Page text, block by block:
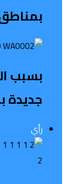
بسبب
جديدة
رأي